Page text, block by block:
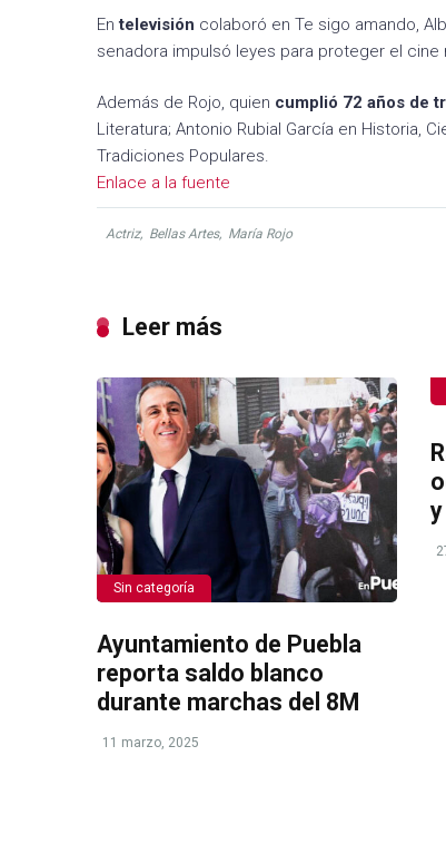
Entelevisión colaboró en Te sigo amando,
senadora impulsó leyes para proteger el cine
Además de Rojo, quien cumplió 72 años de
Literatura; Antonio Rubial García en Historia,
Tradiciones Populares.
Enlace a la fuente
Actriz, Bellas Artes, María Rojo
Leer más
Sin categoría
Ayuntamiento de Puebla
reporta saldo blanco
durante marchas del 8M
11 marzo, 2025